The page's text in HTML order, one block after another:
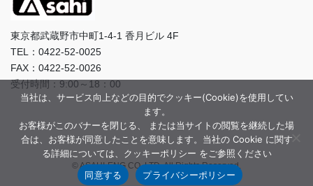
東京都武蔵野市中町1-4-1 香月ビル 4F
TEL：0422-52-0025
FAX：0422-52-0026
受付時間：9:00～18：00
© ASAHI-ENG CO.,LTD. All Rights Reserved.
当社は、サービス向上などの目的でクッキー(Cookie)を使用してい
ます。
お客様がこのバナーを閉じる、 または当サイトの閲覧を継続した場
合は、お客様が同意したことを意味します。当社の Cookie に関す
る詳細については、クッキーポリシー をご参照ください
同意する
プライバシーポリシー